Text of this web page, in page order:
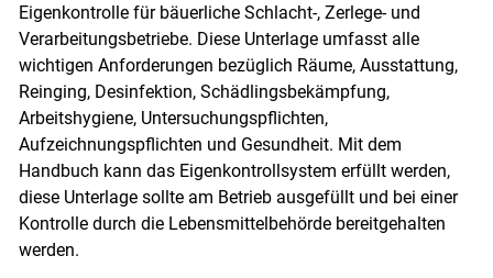
Eigenkontrolle für bäuerliche Schlacht-, Zerlege- und
Verarbeitungsbetriebe. Diese Unterlage umfasst alle
wichtigen Anforderungen bezüglich Räume, Ausstattung,
Reinging, Desinfektion, Schädlingsbekämpfung,
Arbeitshygiene, Untersuchungspflichten,
Aufzeichnungspflichten und Gesundheit. Mit dem
Handbuch kann das Eigenkontrollsystem erfüllt werden,
diese Unterlage sollte am Betrieb ausgefüllt und bei einer
Kontrolle durch die Lebensmittelbehörde bereitgehalten
werden.